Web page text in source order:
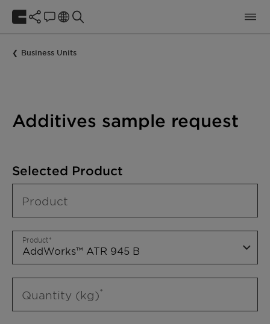
Business Units
Additives sample request
Selected Product
Product
Product
Quantity (kg)